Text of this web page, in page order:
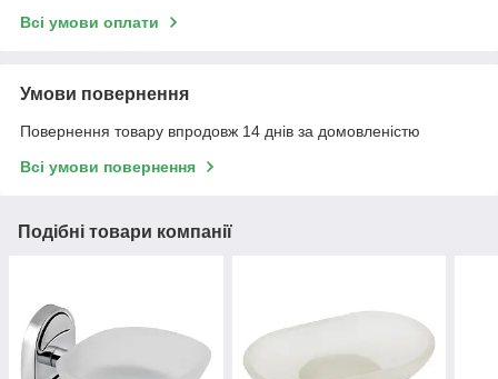
Всі умови оплати
Умови повернення
Повернення товару впродовж 14 днів за домовленістю
Всі умови повернення
Подібні товари компанії